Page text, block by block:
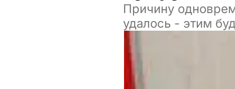
Причину
удалось - этим